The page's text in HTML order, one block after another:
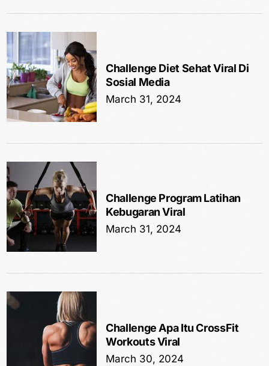
Challenge Diet Sehat Viral Di
Sosial Media
March 31, 2024
Challenge Program Latihan
Kebugaran Viral
March 31, 2024
Challenge Apa Itu CrossFit
Workouts Viral
March 30, 2024